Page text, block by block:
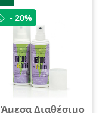
- 20%
Άμεσα Διαθέσιμο